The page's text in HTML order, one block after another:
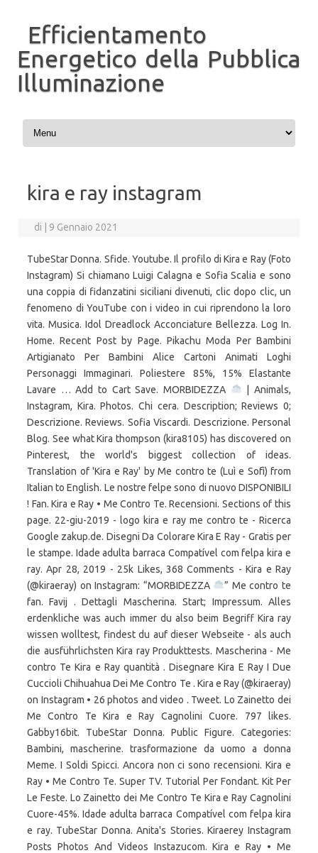
Efficientamento
Energetico della Pubblica
Illuminazione
Vai al contenuto
kira e ray instagram
di 9 Gennaio 2021
TubeStar Donna. Sfide. Youtube. Il profilo di Kira e Ray (Foto
Instagram) Si chiamano Luigi Calagna e Sofia Scalia e sono
una coppia di fidanzatini siciliani divenuti, clic dopo clic, un
fenomeno di YouTube con i video in cui riprendono la loro
vita. Musica. Idol Dreadlock Acconciature Bellezza. Log In.
Home. Recent Post by Page. Pikachu Moda Per Bambini
Artigianato Per Bambini Alice Cartoni Animati Loghi
Personaggi Immaginari. Poliestere 85%, 15% Elastante
Lavare … Add to Cart Save. MORBIDEZZA
| Animals,
Instagram, Kira. Photos. Chi cera. Description; Reviews 0;
Descrizione. Reviews. Sofia Viscardi. Descrizione. Personal
Blog. See what Kira thompson (kira8105) has discovered on
Pinterest, the world's biggest collection of ideas.
Translation of 'Kira e Ray' by Me contro te (Luì e Sofì) from
Italian to English. Le nostre felpe sono di nuovo DISPONIBILI
! Fan. Kira e Ray • Me Contro Te. Recensioni. Sections of this
page. 22-giu-2019 - logo kira e ray me contro te - Ricerca
Google zakup.de. Disegni Da Colorare Kira E Ray - Gratis per
le stampe. Idade adulta barraca Compatível com felpa kira e
ray. Apr 28, 2019 - 25k Likes, 368 Comments - Kira e Ray
(@kiraeray) on Instagram: “MORBIDEZZA
” Me contro te
fan. Favij . Dettagli Mascherina. Start; Impressum. Alles
erdenkliche was auch immer du also beim Begriff Kira ray
wissen wolltest, findest du auf dieser Webseite - als auch
die ausführlichsten Kira ray Produkttests. Mascherina - Me
contro Te Kira e Ray quantità . Disegnare Kira E Ray I Due
Cuccioli Chihuahua Dei Me Contro Te . Kira e Ray (@kiraeray)
on Instagram • 26 photos and video . Tweet. Lo Zainetto dei
Me Contro Te Kira e Ray Cagnolini Cuore. 797 likes.
Gabby16bit. TubeStar Donna. Public Figure. Categories:
Bambini, mascherine. trasformazione da uomo a donna
Meme. I Soldi Spicci. Ancora non ci sono recensioni. Kira e
Ray • Me Contro Te. Super TV. Tutorial Per Fondant. Kit Per
Le Feste. Lo Zainetto dei Me Contro Te Kira e Ray Cagnolini
Cuore-45%. Idade adulta barraca Compatível com felpa kira
e ray. TubeStar Donna. Anita's Stories. Kiraerey Instagram
Posts Photos And Videos Instazucom. Kira e Ray • Me